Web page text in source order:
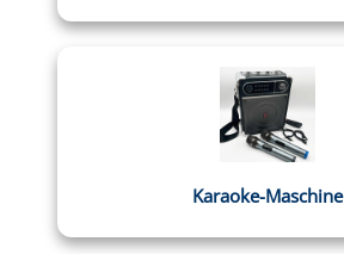
Karaoke-Maschine